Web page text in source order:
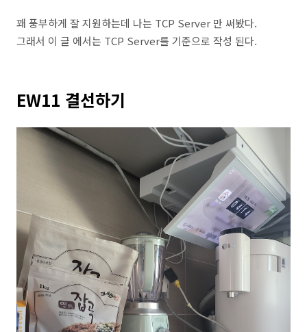
꽤 풍부하게 잘 지원하는데 나는 TCP Server 만 써봤다.
그래서 이 글 에서는 TCP Server를 기준으로 작성 된다.
EW11 결선하기